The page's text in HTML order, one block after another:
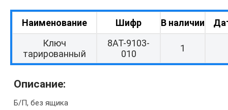
Наименование Шифр В наличии
Ключ
тарированный
8АТ-9103-
010
1
Описание:
Б/П, без ящика